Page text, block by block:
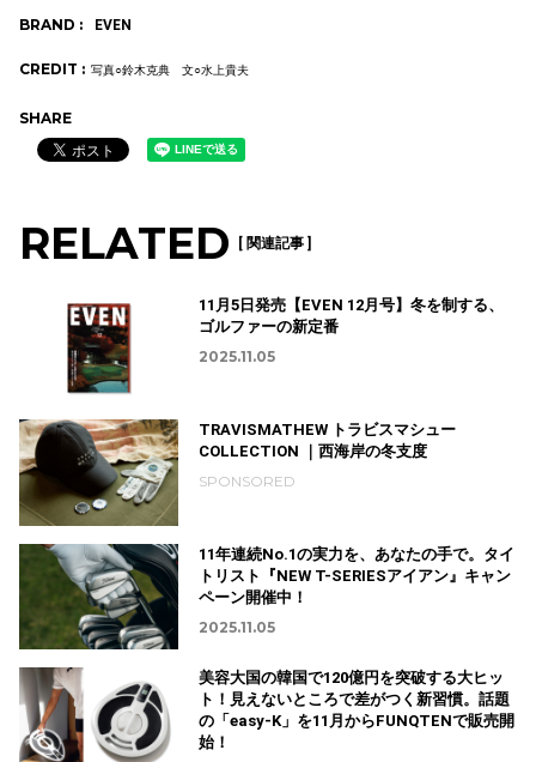
BRAND : EVEN
CREDIT : 写真○鈴木克典 文○水上貴夫
SHARE
RELATED [ 関連記事 ]
11月5日発売【EVEN 12月号】冬を制する、
ゴルファーの新定番
2025.11.05
TRAVISMATHEW トラビスマシュー
COLLECTION ｜西海岸の冬支度
SPONSORED
11年連続No.1の実力を、あなたの手で。タイ
トリスト『NEW T-SERIESアイアン』キャン
ペーン開催中！
2025.11.05
美容大国の韓国で120億円を突破する大ヒッ
ト！見えないところで差がつく新習慣。話題
の「easy-K」を11月からFUNQTENで販売開
始！